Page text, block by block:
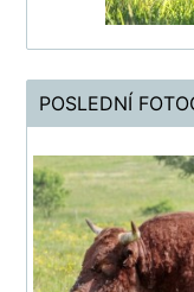
POSLEDNÍ